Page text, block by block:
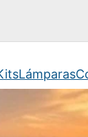
Lámparas